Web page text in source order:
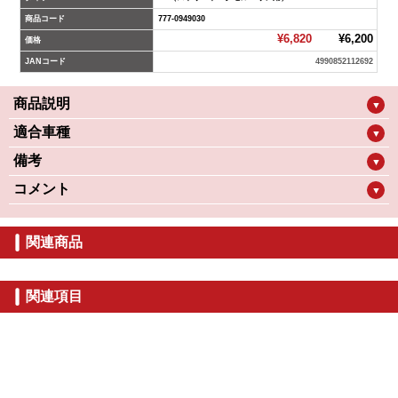
商品コード 777-0949030
価格 ¥6,820¥6,200
JANコード 4990852112692
商品説明 ▼
適合車種 ▼
備考 ▼
コメント ▼
関連商品
関連項目